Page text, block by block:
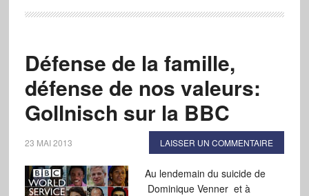
Défense de la famille,
défense de nos valeurs:
Gollnisch sur la BBC
23 MAI 2013 LAISSER UN COMMENTAIRE
Au lendemain du suicide de
Dominique Venner et à